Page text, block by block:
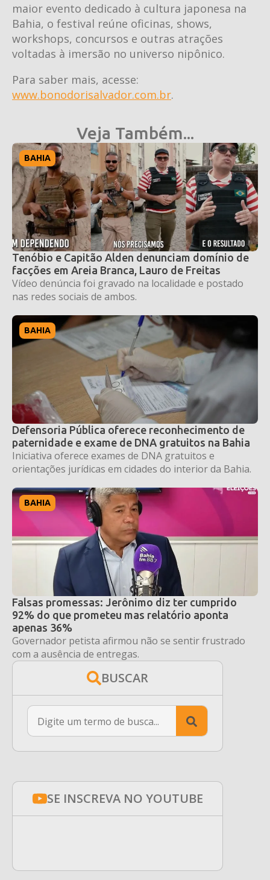
maior evento dedicado à cultura japonesa na
Bahia, o festival reúne oficinas, shows,
workshops, concursos e outras atrações
voltadas à imersão no universo nipônico.
Para saber mais, acesse:
www.bonodorisalvador.com.br.
Veja Também...
BAHIA
Tenóbio e Capitão Alden denunciam domínio de
facções em Areia Branca, Lauro de Freitas
Vídeo denúncia foi gravado na localidade e postado
nas redes sociais de ambos.
BAHIA
Defensoria Pública oferece reconhecimento de
paternidade e exame de DNA gratuitos na Bahia
Iniciativa oferece exames de DNA gratuitos e
orientações jurídicas em cidades do interior da Bahia.
BAHIA
Falsas promessas: Jerônimo diz ter cumprido
92% do que prometeu mas relatório aponta
apenas 36%
Governador petista afirmou não se sentir frustrado
com a ausência de entregas.
BUSCAR
Search
SE INSCREVA NO YOUTUBE